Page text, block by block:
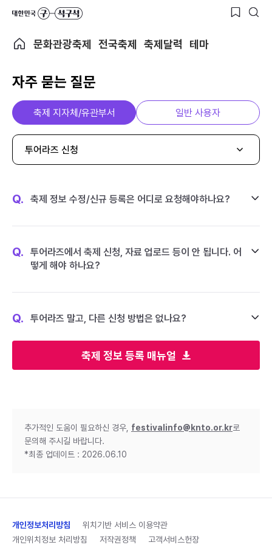
문화관광축제 전국축제 축제달력 테마
자주 묻는 질문
축제 정보 등록 매뉴얼
축제 지자체/유관부서 일반 사용자
투어라즈 신청
Q. 축제 정보 수정/신규 등록은 어디로 요청해야하나요?
Q.
투어라즈에서 축제 신청, 자료 업로드 등이 안 됩니다. 어
떻게 해야 하나요?
Q. 투어라즈 말고, 다른 신청 방법은 없나요?
추가적인 도움이 필요하신 경우, festivalinfo@knto.or.kr로
문의해 주시길 바랍니다.
*최종 업데이트 : 2026.06.10
개인정보처리방침
위치기반 서비스 이용약관
개인위치정보 처리방침
저작권정책 고객서비스헌장